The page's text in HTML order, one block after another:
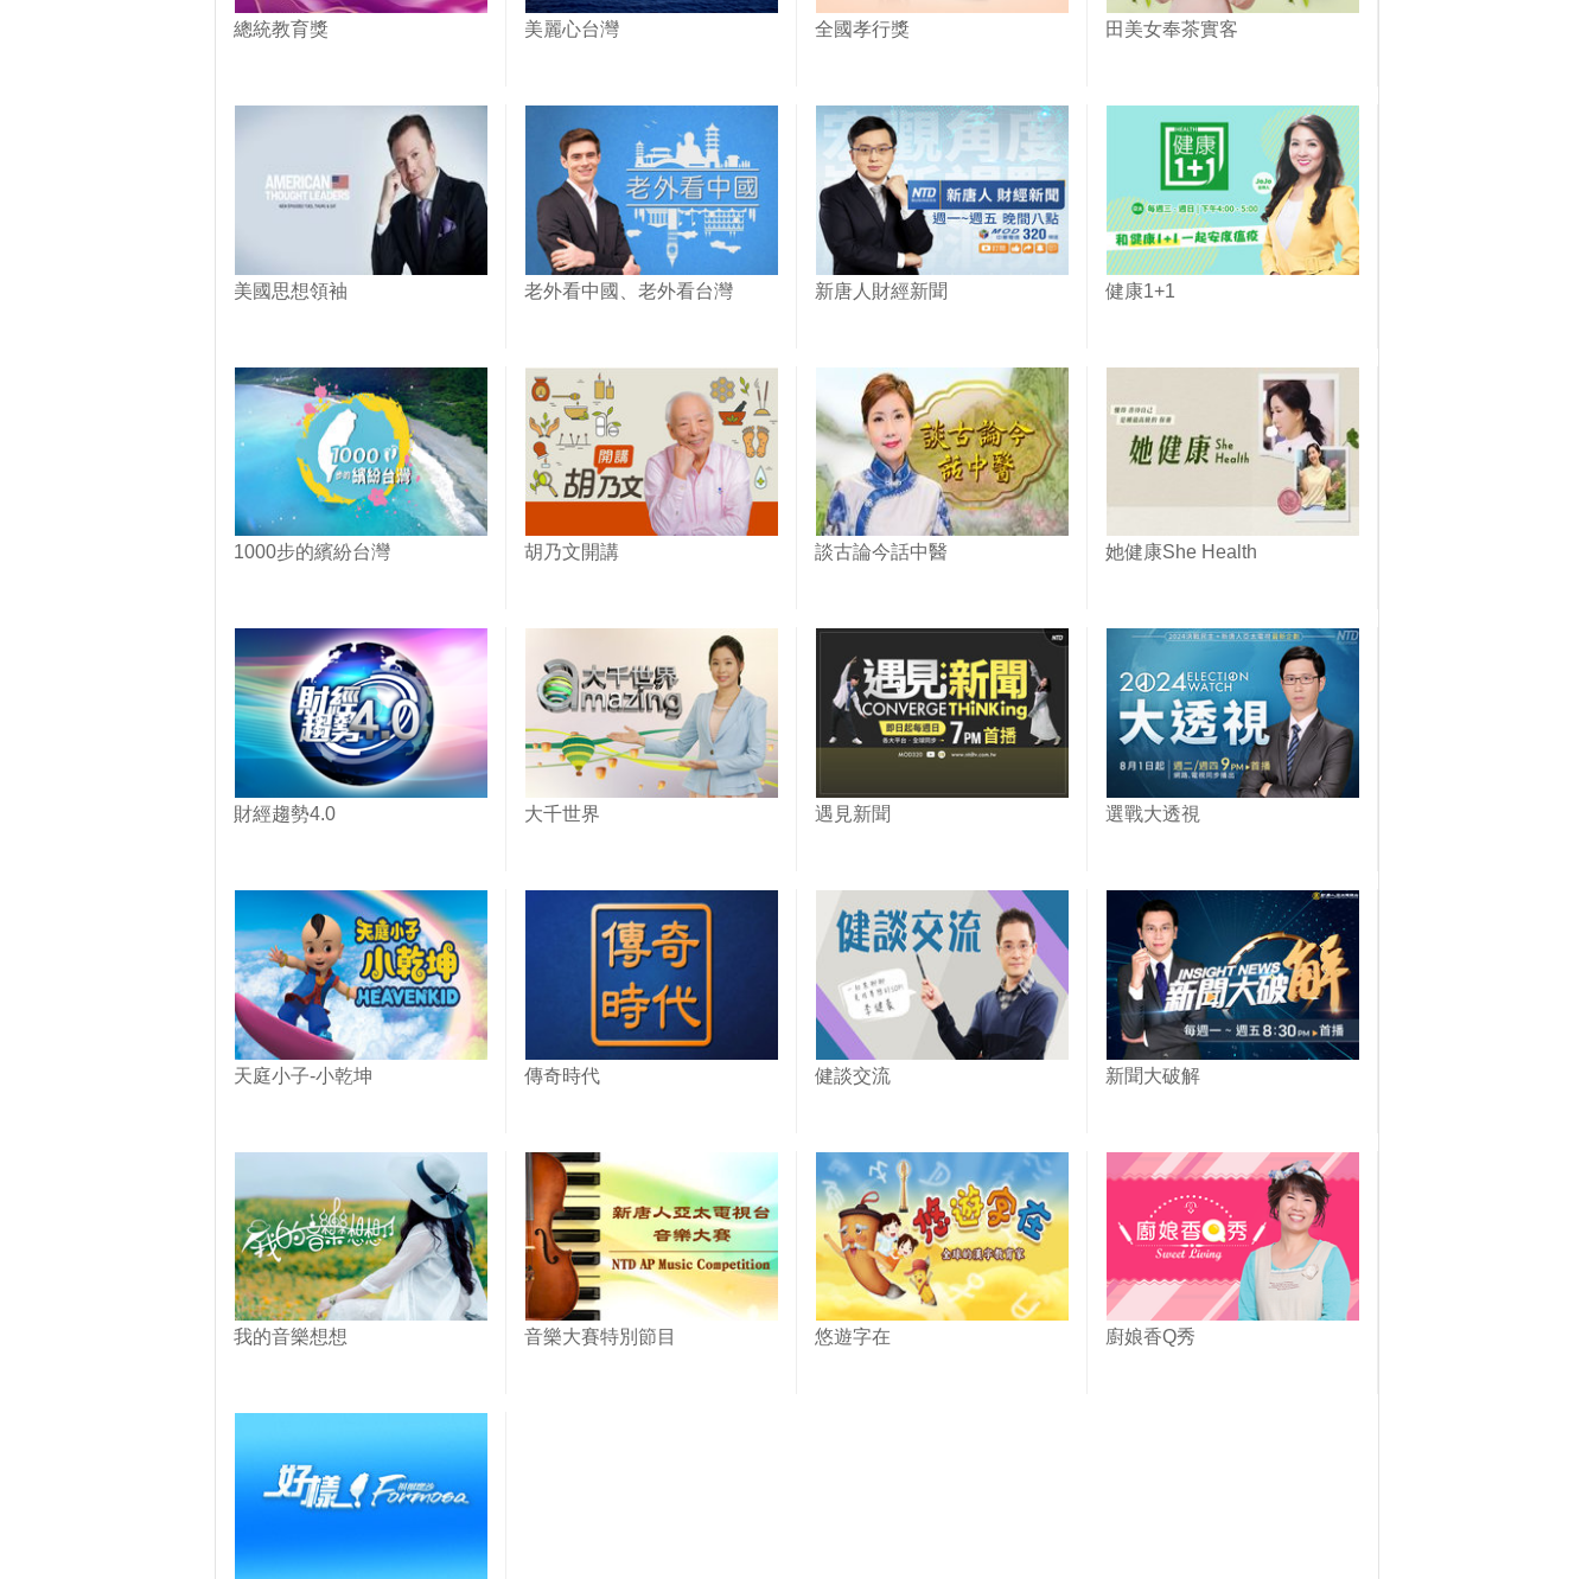
總統教育獎 美麗心台灣 全國孝行獎 田美女奉茶實客
美國思想領袖 老外看中國、老外看台灣 新唐人財經新聞 健康1+1
1000步的繽紛台灣 胡乃文開講 談古論今話中醫 她健康She Health
財經趨勢4.0 大千世界 遇見新聞 選戰大透視
天庭小子-小乾坤 傳奇時代 健談交流 新聞大破解
我的音樂想想 音樂大賽特別節目 悠遊字在 廚娘香Q秀